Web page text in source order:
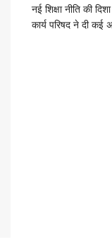
नई शिक्षा नीति की
कार्य परिषद ने दी कई